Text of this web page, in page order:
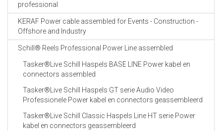
professional
KERAF Power cable assembled for Events - Construction -
Offshore and Industry
Schill® Reels Professional Power Line assembled
Tasker®Live Schill Haspels BASE LINE Power kabel en
connectors assembled
Tasker®Live Schill Haspels GT serie Audio Video
Professionele Power kabel en connectors geassembleerd
Tasker®Live Schill Classic Haspels Line HT serie Power
kabel en connectors geassembleerd